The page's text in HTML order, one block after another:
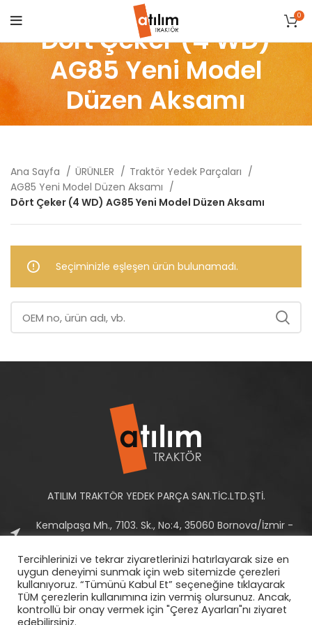
0
Dört Çeker (4 WD)
AG85 Yeni Model
Düzen Aksamı
Ana Sayfa ÜRÜNLER
Traktör Yedek Parçaları
AG85 Yeni Model Düzen Aksamı
Dört Çeker (4 WD) AG85 Yeni Model Düzen Aksamı
Seçiminizle eşleşen ürün bulunamadı.
ATILIM TRAKTÖR YEDEK PARÇA SAN.TİC.LTD.ŞTİ.
Kemalpaşa Mh., 7103. Sk., No:4, 35060 Bornova/İzmir -
Tel: +90 232 458 10 93-94
E-Posta:info@atilimtraktor.com.tr
Tercihlerinizi ve tekrar ziyaretlerinizi hatırlayarak size en
uygun deneyimi sunmak için web sitemizde çerezleri
kullanıyoruz. “Tümünü Kabul Et” seçeneğine tıklayarak
TÜM çerezlerin kullanımına izin vermiş olursunuz. Ancak,
kontrollü bir onay vermek için "Çerez Ayarları"nı ziyaret
edebilirsiniz.